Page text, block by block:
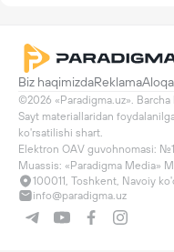
Biz haqimizdaReklamaAloqa
©2026 «Paradigma.uz».
Sayt materiallaridan
ko'rsatilishi shart.
Elektron OAV guvohnomasi:
Muassis: «Paradigma Media»
100011, Toshkent, Navoiy
info@paradigma.uz